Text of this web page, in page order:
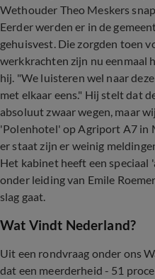
Wethouder Theo Meskers
Eerder werden er in de
gehuisvest. Die zorgden toen
werkkrachten zijn nu eenmaal
hij. "We luisteren wel naar
met elkaar eens." Hij stelt dat
absoluut zwaar wegen, maar
'Polenhotel' op Agriport A7 in
er staat zijn er weinig
Het kabinet heeft een speciaal
onder leiding van Emile
slag gaat.
Wat Vindt Nederland?
Uit een rondvraag onder ons
dat een meerderheid - 51